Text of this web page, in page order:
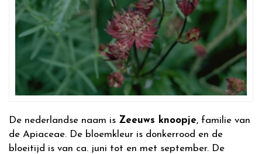
De nederlandse naam is Zeeuws knoopje, familie van
de Apiaceae. De bloemkleur is donkerrood en de
bloeitijd is van ca. juni tot en met september. De